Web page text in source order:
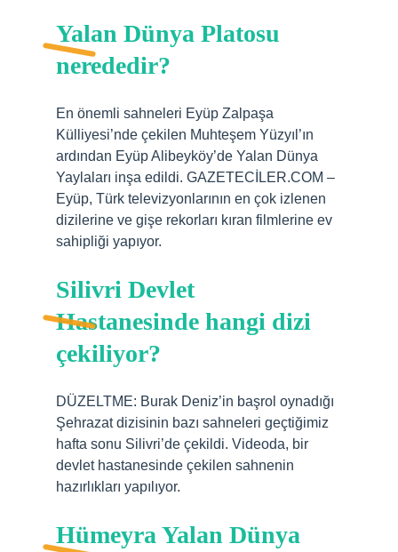
Yalan Dünya Platosu
nerededir?
En önemli sahneleri Eyüp Zalpaşa
Külliyesi’nde çekilen Muhteşem Yüzyıl’ın
ardından Eyüp Alibeyköy’de Yalan Dünya
Yaylaları inşa edildi. GAZETECİLER.COM –
Eyüp, Türk televizyonlarının en çok izlenen
dizilerine ve gişe rekorları kıran filmlerine ev
sahipliği yapıyor.
Silivri Devlet
Hastanesinde hangi dizi
çekiliyor?
DÜZELTME: Burak Deniz’in başrol oynadığı
Şehrazat dizisinin bazı sahneleri geçtiğimiz
hafta sonu Silivri’de çekildi. Videoda, bir
devlet hastanesinde çekilen sahnenin
hazırlıkları yapılıyor.
Hümeyra Yalan Dünya